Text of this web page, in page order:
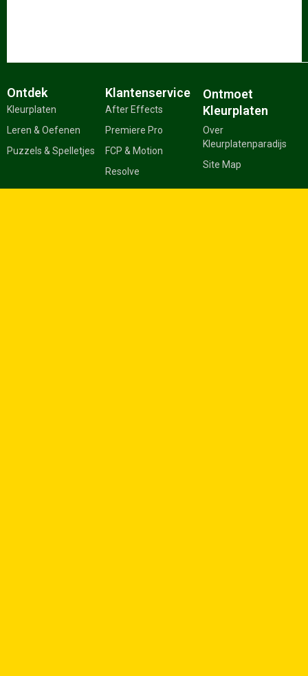
Ontdek
Kleurplaten
Leren & Oefenen
Puzzels & Spelletjes
Klantenservice
After Effects
Premiere Pro
FCP & Motion
Resolve
Ontmoet
Kleurplaten
Over
Kleurplatenparadijs
Site Map